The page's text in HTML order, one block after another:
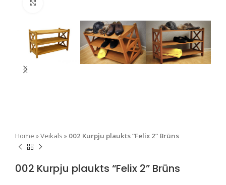
Home »Veikals » 002 Kurpju plaukts “Felix 2” Brūns
002 Kurpju plaukts “Felix 2” Brūns